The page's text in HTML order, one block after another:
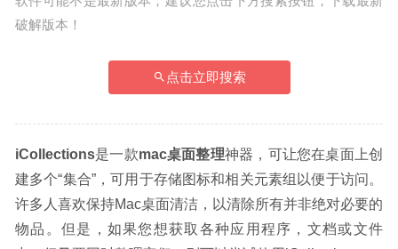
破解版本！
点击立即搜索
iCollections是一款mac桌面整理神器，可让您在桌面上创
建多个“集合”，可用于存储图标和相关元素组以便于访问。
许多人喜欢保持Mac桌面清洁，以清除所有并非绝对必要的
物品。但是，如果您想获取各种应用程序，文档或文件